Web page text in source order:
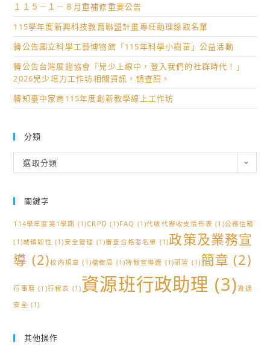
１１５－１－８月重補修重要公告
115學年度新興科技教育聯盟計畫專任助理錄取名單
轉公告國立科學工藝博物館「115年科學小樹苗」公益活動
轉公告台灣展翅協會「兒少上線中，登入我們的社群時代！」
2026兒少培力工作坊相關資訊，請查照。
轉知臺中家商115年度創新教學線上工作坊
分類
類
選取分類
關鍵字
114學年度第1學期 (1)CRPD (1)FAQ (1)代收代辦收支情形表 (1)公務信箱
(1)城鎮韌性 (1)安全管理 (1)審查合格者名單 (1)政策及業務宣
導 (2)校內規章 (1)檔案局 (1)特教宣導週 (1)研習 (1) 簡章 (2)
行事曆 (1)行程表 (1)資源班行政助理 (3)資通
安全 (1)
其他操作